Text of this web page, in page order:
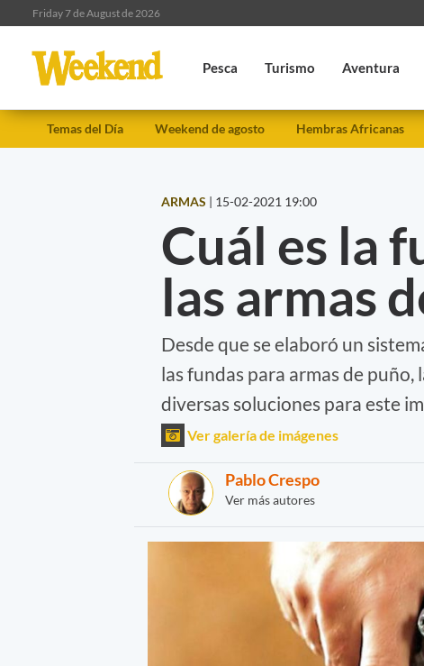
Friday 7 de August de 2026
Pesca Turismo Aventura
Temas del Día Weekend de agosto Hembras Africanas
ARMAS | 15-02-2021 19:00
Cuál es la
las armas
Desde que se elaboró un
las fundas para armas de
diversas soluciones para este
Ver galería de imágenes
Pablo Crespo
Ver más autores